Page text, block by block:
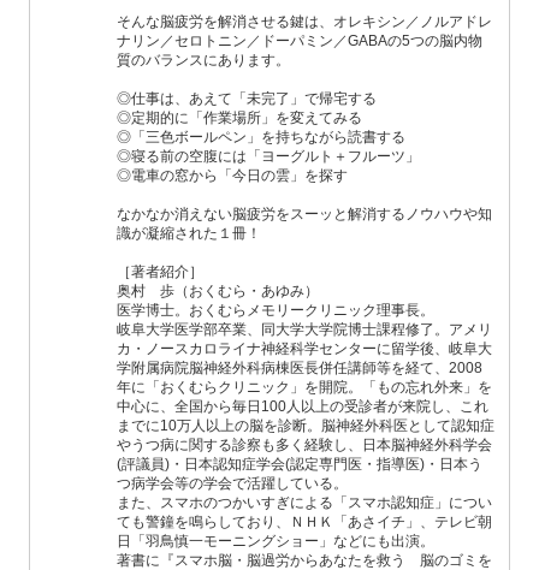
そんな脳疲労を解消させる鍵は、オレキシン／ノルアドレ
ナリン／セロトニン／ドーパミン／GABAの5つの脳内物
質のバランスにあります。
◎仕事は、あえて「未完了」で帰宅する
◎定期的に「作業場所」を変えてみる
◎「三色ボールペン」を持ちながら読書する
◎寝る前の空腹には「ヨーグルト＋フルーツ」
◎電車の窓から「今日の雲」を探す
なかなか消えない脳疲労をスーッと解消するノウハウや知
識が凝縮された１冊！
［著者紹介］
奥村 歩（おくむら・あゆみ）
医学博士。おくむらメモリークリニック理事長。
岐阜大学医学部卒業、同大学大学院博士課程修了。アメリ
カ・ノースカロライナ神経科学センターに留学後、岐阜大
学附属病院脳神経外科病棟医長併任講師等を経て、2008
年に「おくむらクリニック」を開院。「もの忘れ外来」を
中心に、全国から毎日100人以上の受診者が来院し、これ
までに10万人以上の脳を診断。脳神経外科医として認知症
やうつ病に関する診察も多く経験し、日本脳神経外科学会
(評議員)・日本認知症学会(認定専門医・指導医)・日本う
つ病学会等の学会で活躍している。
また、スマホのつかいすぎによる「スマホ認知症」につい
ても警鐘を鳴らしており、ＮＨＫ「あさイチ」、テレビ朝
日「羽鳥慎一モーニングショー」などにも出演。
著書に『スマホ脳・脳過労からあなたを救う 脳のゴミを